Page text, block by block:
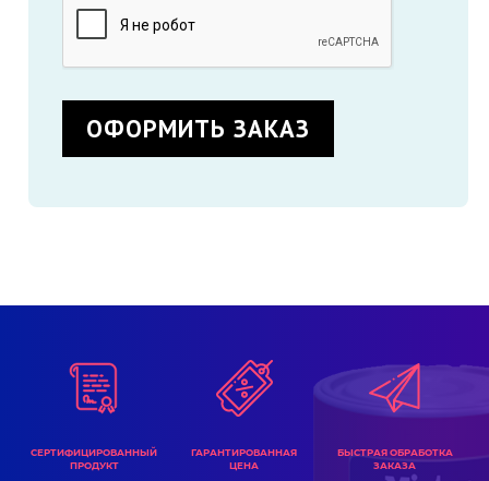
СЕРТИФИЦИРОВАННЫЙ
ПРОДУКТ
ГАРАНТИРОВАННАЯ
ЦЕНА
БЫСТРАЯ ОБРАБОТКА
ЗАКАЗА